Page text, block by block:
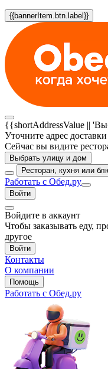
{{bannerItem.btn.label}}
{{shortAddressValue ||
Уточните адрес доставки
Сейчас вы видите
Выбрать улицу и дом
Ресторан, кухня или
Работать с Обед.ру
Войти
Войдите в аккаунт
Чтобы заказывать еду,
другое
Войти
Контакты
О компании
Помощь
Работать с Обед.ру